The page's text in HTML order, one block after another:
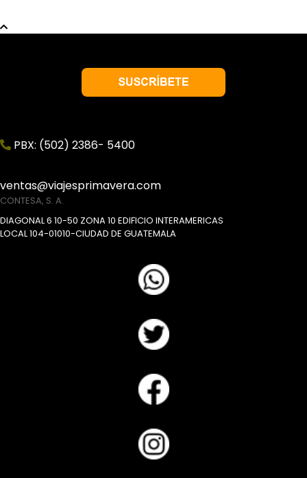
No incluye servicios que no se encuentren
Opción de compra por medio decuotas,
Viajero
PBX: (502) 2386- 5400
ventas@viajesprimavera.com
CONTESA, S. A.
DIAGONAL 6 10-50 ZONA 10 EDIFICIO INTERAMERICAS
LOCAL 104-01010-CIUDAD DE GUATEMALA